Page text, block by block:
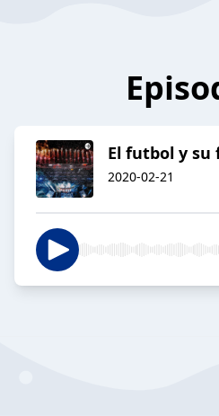
El futbol y
2020-02-21